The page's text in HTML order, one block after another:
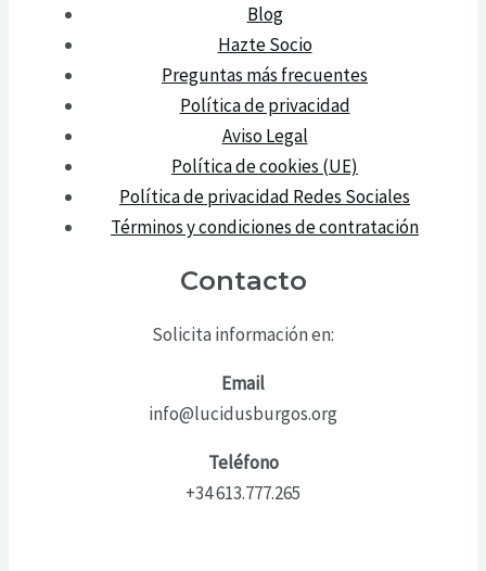
Blog
Hazte Socio
Preguntas más frecuentes
Política de privacidad
Aviso Legal
Política de cookies (UE)
Política de privacidad Redes Sociales
Términos y condiciones de contratación
Contacto
Solicita información en:
Email
info@lucidusburgos.org
Teléfono
+34 613.777.265